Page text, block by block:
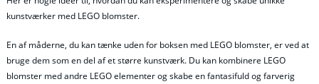
kunstværker med LEGO blomster.
En af måderne, du kan tænke uden for boksen med LEGO blomster, er ved at
bruge dem som en del af et større kunstværk. Du kan kombinere LEGO
blomster med andre LEGO elementer og skabe en fantasifuld og farverig